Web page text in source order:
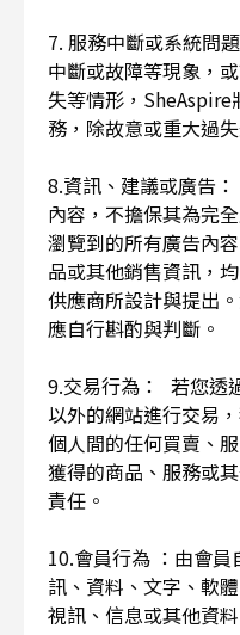
7. 服務中斷或系統問
中斷或故障等現象，
失等情形，
務，除故意或重大過
8.資訊、建議或廣告
內容，不擔保其為完
瀏覽到的所有廣告內
品或其他銷售資訊，
供應商所設計與提出
應自行斟酌與判斷。
9.交易行為： 若您透
以外的網站進行交易
個人間的任何買賣、
獲得的商品、服務或
責任。
10.會員行為 ：由會
訊、資料、文字、軟
視訊、信息或其他資